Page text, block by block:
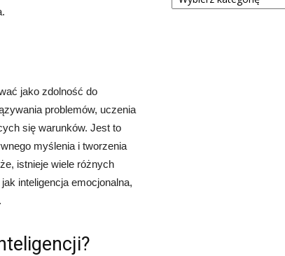
jako zdolność do
problemów, uczenia
się warunków. Jest to
myślenia i tworzenia
istnieje wiele różnych
inteligencja emocjonalna,